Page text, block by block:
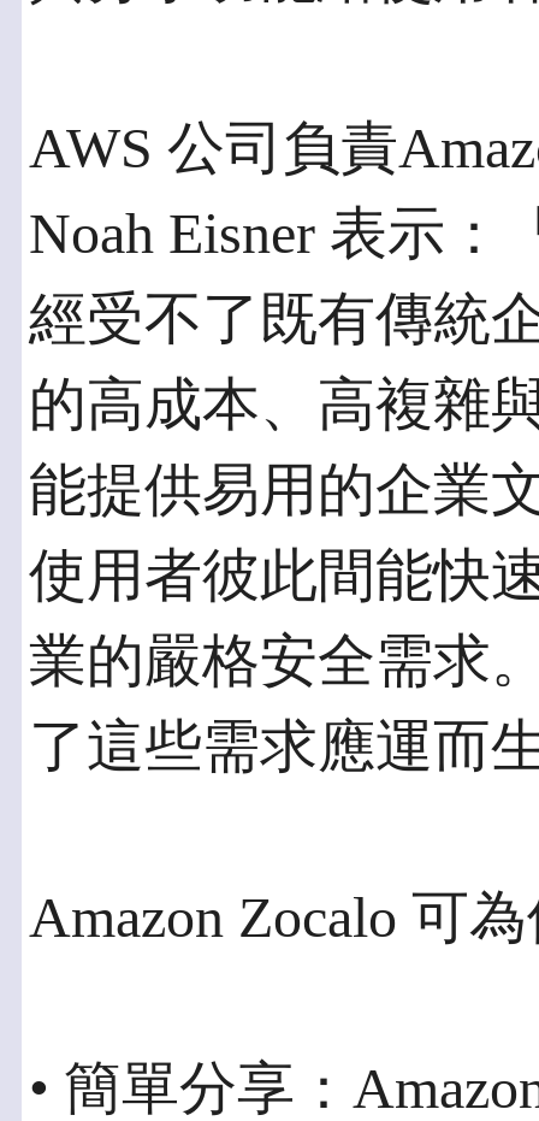
AWS 公司負責
Noah Eisner 表示
經受不了既有傳統
的高成本、高複雜
能提供易用的企業
使用者彼此間能快
業的嚴格安全需求
了這些需求應運而
Amazon Zocalo 可
• 簡單分享：